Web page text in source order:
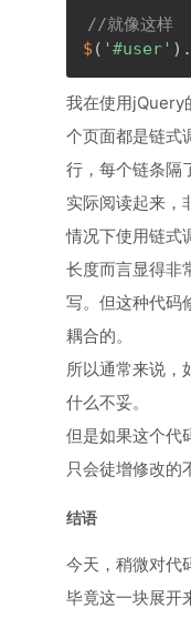
//就像这样
$ ( '#user' ) .
我在使用jQuery
个页面都是链式
行，每个链条隔
实际阅读起来，
情况下使用链式
长度而言显得非
写。但这种代码
耦合的。
所以通常来说，
什么不妥。
但是如果这个代
只会徒增修改的
结语
今天，稍微对代
毕竟这一块展开